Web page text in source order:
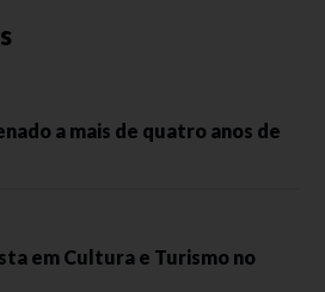
a mais de quatro anos de
em Cultura e Turismo no